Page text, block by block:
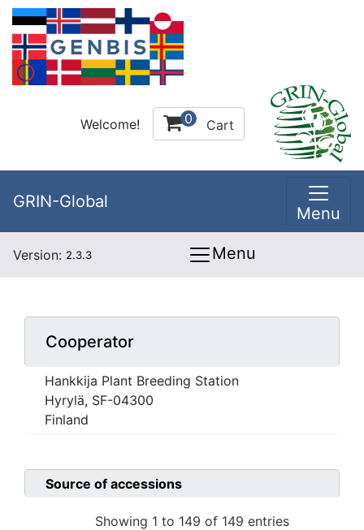
Welcome! 0 Cart
GRIN-Global
Menu
Version: 2.3.3 Menu
Cooperator
Hankkija Plant Breeding Station
Hyrylä, SF-04300
Finland
Source of accessions
Showing 1 to 149 of 149 entries